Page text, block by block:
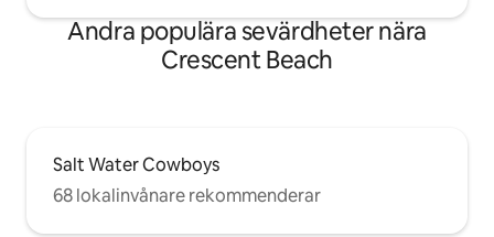
bredvid varandra.
Andra populära sevärdheter nära
Crescent Beach
Salt Water Cowboys
68 lokalinvånare rekommenderar